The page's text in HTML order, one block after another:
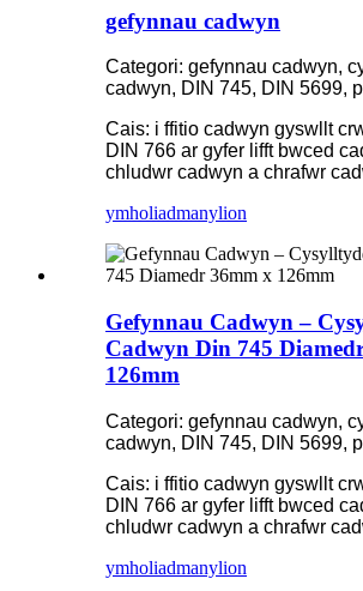
gefynnau cadwyn
Categori: gefynnau cadwyn,
cadwyn, DIN 745, DIN 5699,
Cais: i ffitio cadwyn gyswllt
DIN 766 ar gyfer lifft bwced
chludwr cadwyn a chrafwr
ymholiadmanylion
Gefynnau Cadwyn –
Cadwyn Din 745
126mm
Categori: gefynnau cadwyn,
cadwyn, DIN 745, DIN 5699,
Cais: i ffitio cadwyn gyswllt
DIN 766 ar gyfer lifft bwced
chludwr cadwyn a chrafwr
ymholiadmanylion